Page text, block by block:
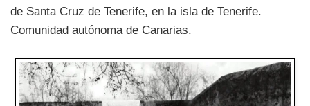
de Santa Cruz de Tenerife, en la isla de Tenerife.
Comunidad autónoma de Canarias.